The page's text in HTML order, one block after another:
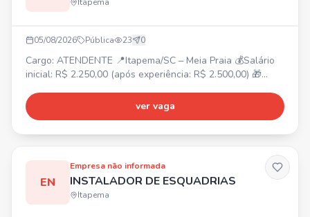
05/08/2026 Pública 23 0
Cargo: ATENDENTE 📍Itapema/SC – Meia Praia 💰Salário
inicial: R$ 2.250,00 (após experiência: R$ 2.500,00) 🎁
noturno, Bonificação por metas, Gympass, 2 consultas
online com psicólogo/mês, Consulta nutricionista,
ver vaga
EN
Empresa não informada
INSTALADOR DE ESQUADRIAS
Itapema